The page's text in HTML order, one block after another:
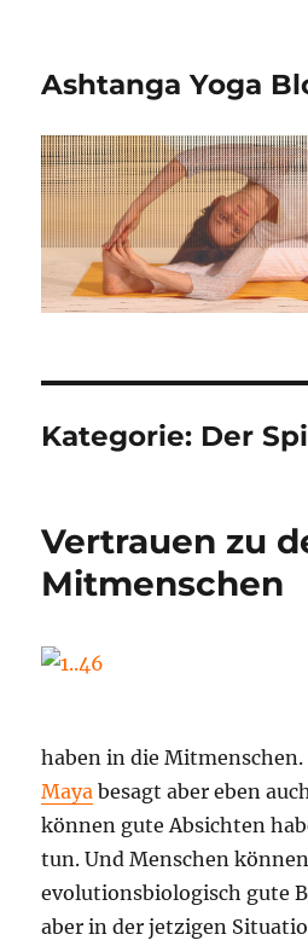
Ashtanga Yoga
Kategorie: Der
Vertrauen zu
Mitmenschen
haben in die Mitmenschen.
Maya besagt aber eben
können gute Absichten
tun. Und Menschen
evolutionsbiologisch gute
aber in der jetzigen